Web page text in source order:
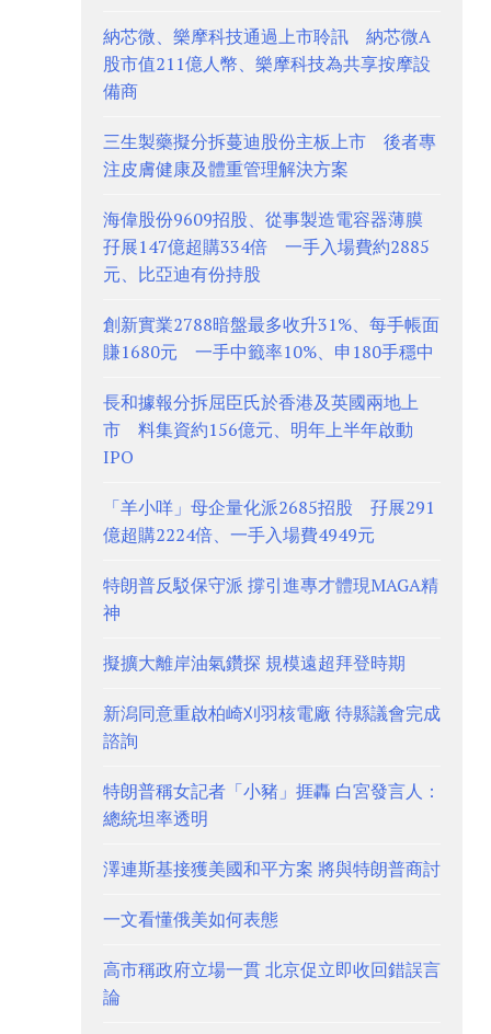
納芯微、樂摩科技通過上市聆訊 納芯微A
股市值211億人幣、樂摩科技為共享按摩設
備商
三生製藥擬分拆蔓迪股份主板上市 後者專
注皮膚健康及體重管理解決方案
海偉股份9609招股、從事製造電容器薄膜
孖展147億超購334倍 一手入場費約2885
元、比亞迪有份持股
創新實業2788暗盤最多收升31%、每手帳面
賺1680元 一手中籤率10%、申180手穩中
長和據報分拆屈臣氏於香港及英國兩地上
市 料集資約156億元、明年上半年啟動
IPO
「羊小咩」母企量化派2685招股 孖展291
億超購2224倍、一手入場費4949元
特朗普反駁保守派 撐引進專才體現MAGA精
神
擬擴大離岸油氣鑽探 規模遠超拜登時期
新潟同意重啟柏崎刈羽核電廠 待縣議會完成
諮詢
特朗普稱女記者「小豬」捱轟 白宮發言人：
總統坦率透明
澤連斯基接獲美國和平方案 將與特朗普商討
一文看懂俄美如何表態
高市稱政府立場一貫 北京促立即收回錯誤言
論